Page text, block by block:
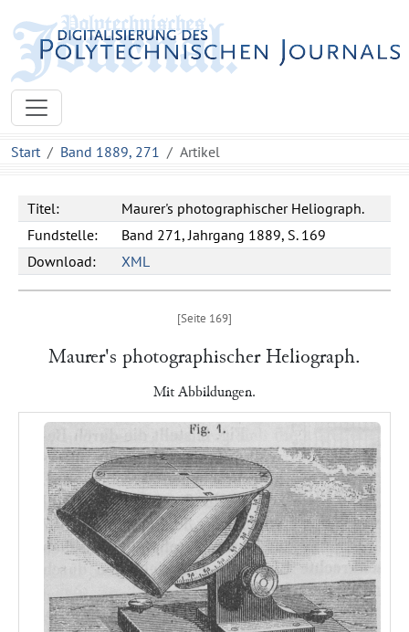
Start Band 1889, 271 Artikel
Titel:
Maurer's photographischer Heliograph.
Fundstelle:
Band 271, Jahrgang 1889, S. 169
Download:
XML
Maurer's photographischer Heliograph.
Mit Abbildungen.